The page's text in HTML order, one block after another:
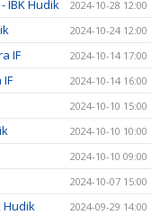
IBK Hudik 2024-10-28 12:00
2024-10-24 12:00
IF 2024-10-14 17:00
2024-10-14 16:00
2024-10-10 15:00
2024-10-10 10:00
2024-10-10 09:00
2024-10-07 15:00
Hudik 2024-09-29 14:00